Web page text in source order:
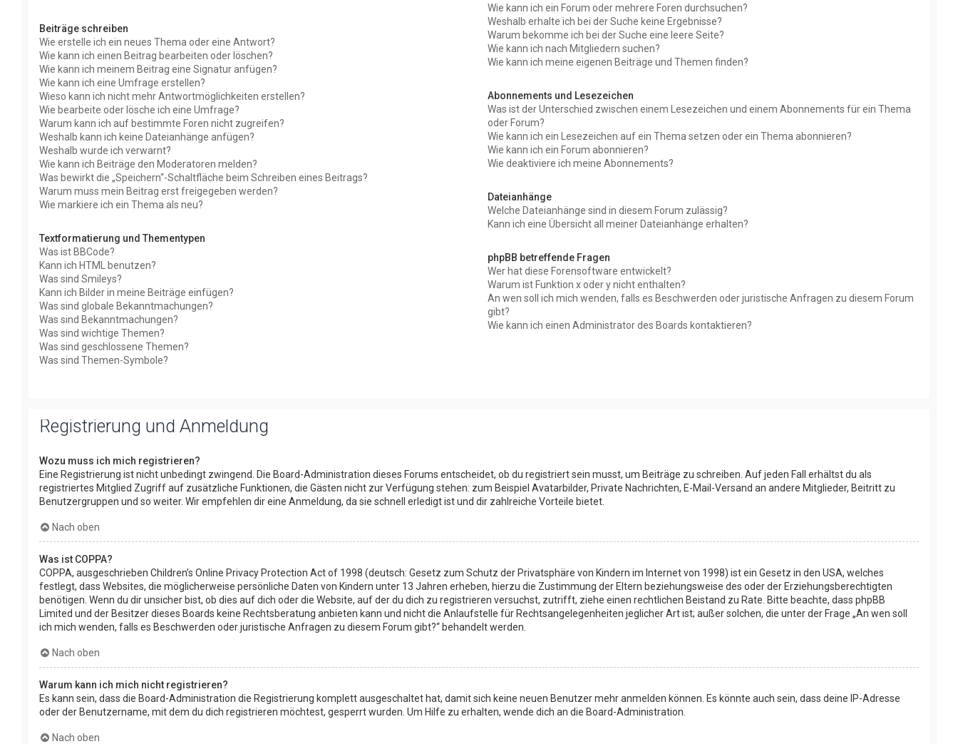
Beiträge schreiben
Wie erstelle ich ein neues Thema oder eine Antwort?
Wie kann ich einen Beitrag bearbeiten oder löschen?
Wie kann ich meinem Beitrag eine Signatur anfügen?
Wie kann ich eine Umfrage erstellen?
Wieso kann ich nicht mehr Antwortmöglichkeiten erstellen?
Wie bearbeite oder lösche ich eine Umfrage?
Warum kann ich auf bestimmte Foren nicht zugreifen?
Weshalb kann ich keine Dateianhänge anfügen?
Weshalb wurde ich verwarnt?
Wie kann ich Beiträge den Moderatoren melden?
Was bewirkt die „Speichern“-Schaltfläche beim Schreiben eines Beitrags?
Warum muss mein Beitrag erst freigegeben werden?
Wie markiere ich ein Thema als neu?
Textformatierung und Thementypen
Was ist BBCode?
Kann ich HTML benutzen?
Was sind Smileys?
Kann ich Bilder in meine Beiträge einfügen?
Was sind globale Bekanntmachungen?
Was sind Bekanntmachungen?
Was sind wichtige Themen?
Was sind geschlossene Themen?
Was sind Themen-Symbole?
Wie kann ich ein Forum oder mehrere Foren durchsuchen?
Weshalb erhalte ich bei der Suche keine Ergebnisse?
Warum bekomme ich bei der Suche eine leere Seite?
Wie kann ich nach Mitgliedern suchen?
Wie kann ich meine eigenen Beiträge und Themen finden?
Abonnements und Lesezeichen
Was ist der Unterschied zwischen einem Lesezeichen und einem Abonnements für ein Thema
oder Forum?
Wie kann ich ein Lesezeichen auf ein Thema setzen oder ein Thema abonnieren?
Wie kann ich ein Forum abonnieren?
Wie deaktiviere ich meine Abonnements?
Dateianhänge
Welche Dateianhänge sind in diesem Forum zulässig?
Kann ich eine Übersicht all meiner Dateianhänge erhalten?
phpBB betreffende Fragen
Wer hat diese Forensoftware entwickelt?
Warum ist Funktion x oder y nicht enthalten?
An wen soll ich mich wenden, falls es Beschwerden oder juristische Anfragen zu diesem Forum
gibt?
Wie kann ich einen Administrator des Boards kontaktieren?
Registrierung und Anmeldung
Wozu muss ich mich registrieren?
Eine Registrierung ist nicht unbedingt zwingend. Die Board-Administration dieses Forums entscheidet, ob du registriert sein musst, um Beiträge zu schreiben. Auf jeden Fall erhältst du als
registriertes Mitglied Zugriff auf zusätzliche Funktionen, die Gästen nicht zur Verfügung stehen: zum Beispiel Avatarbilder, Private Nachrichten, E-Mail-Versand an andere Mitglieder, Beitritt zu
Benutzergruppen und so weiter. Wir empfehlen dir eine Anmeldung, da sie schnell erledigt ist und dir zahlreiche Vorteile bietet.
Nach oben
Was ist COPPA?
COPPA, ausgeschrieben Children’s Online Privacy Protection Act of 1998 (deutsch: Gesetz zum Schutz der Privatsphäre von Kindern im Internet von 1998) ist ein Gesetz in den USA, welches
festlegt, dass Websites, die möglicherweise persönliche Daten von Kindern unter 13 Jahren erheben, hierzu die Zustimmung der Eltern beziehungsweise des oder der Erziehungsberechtigten
benötigen. Wenn du dir unsicher bist, ob dies auf dich oder die Website, auf der du dich zu registrieren versuchst, zutrifft, ziehe einen rechtlichen Beistand zu Rate. Bitte beachte, dass phpBB
Limited und der Besitzer dieses Boards keine Rechtsberatung anbieten kann und nicht die Anlaufstelle für Rechtsangelegenheiten jeglicher Art ist; außer solchen, die unter der Frage „An wen soll
ich mich wenden, falls es Beschwerden oder juristische Anfragen zu diesem Forum gibt?“ behandelt werden.
Nach oben
Warum kann ich mich nicht registrieren?
Es kann sein, dass die Board-Administration die Registrierung komplett ausgeschaltet hat, damit sich keine neuen Benutzer mehr anmelden können. Es könnte auch sein, dass deine IP-Adresse
oder der Benutzername, mit dem du dich registrieren möchtest, gesperrt wurden. Um Hilfe zu erhalten, wende dich an die Board-Administration.
Nach oben